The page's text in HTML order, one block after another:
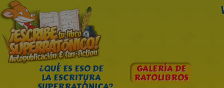
¿QUÉ ES ESO DE
LA ESCRITURA
GALERÍA DE
RATOLIBROS